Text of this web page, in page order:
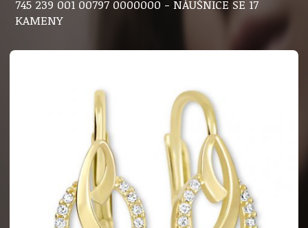
745 239 001 00797 0000000 - NÁUŠNICE SE 17
KAMENY